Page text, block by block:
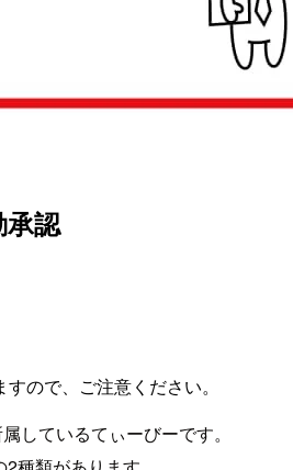
認
ので、ご注意ください。
しているてぃーびーです。